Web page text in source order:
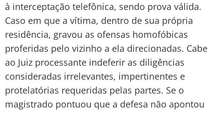
à interceptação telefônica, sendo prova válida.
Caso em que a vítima, dentro de sua própria
residência, gravou as ofensas homofóbicas
proferidas pelo vizinho a ela direcionadas. Cabe
ao Juiz processante indeferir as diligências
consideradas irrelevantes, impertinentes e
protelatórias requeridas pelas partes. Se o
magistrado pontuou que a defesa não apontou